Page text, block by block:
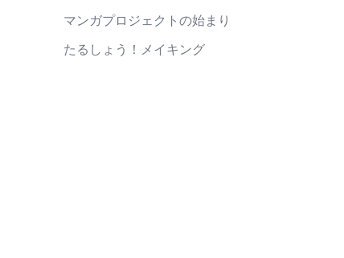
マンガプロジェクトの始まり
たるしょう！メイキング